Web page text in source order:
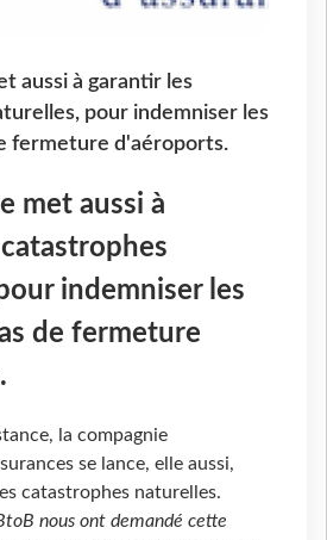
aussi à garantir les
pour indemniser les
fermeture d'aéroports.
met aussi à
indemniser les
de fermeture
la compagnie
se lance, elle aussi,
catastrophes naturelles.
nous ont demandé cette